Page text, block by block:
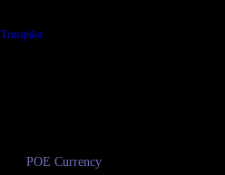
Trustpilot
POE Currency